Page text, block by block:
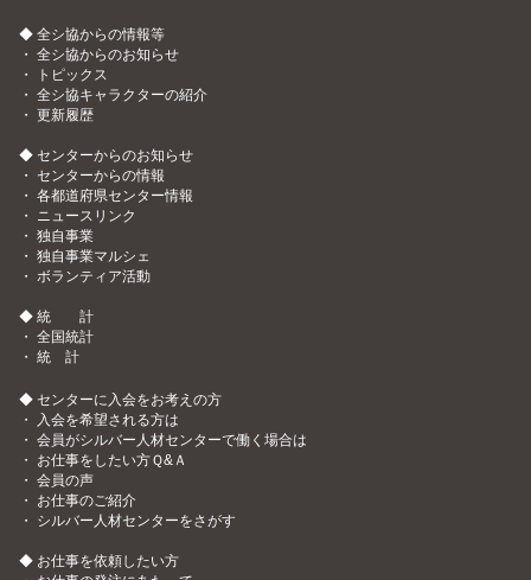
◆ 全シ協からの情報等
・全シ協からのお知らせ
・
トピックス
・全シ協キャラクターの紹介
・更新履歴
◆ センターからのお知らせ
・ センターからの情報
・各都道府県センター情報
・
ニュースリンク
・独自事業
・独自事業マルシェ
・ ボランティア活動
◆ 統 計
・全国統計
・統 計
◆ センターに入会をお考えの方
・
入会を希望される方は
・会員がシルバー人材センターで働く場合は
・ お仕事をしたい方Ｑ&Ａ
・会員の声
・ お仕事のご紹介
・ シルバー人材センターをさがす
◆ お仕事を依頼したい方